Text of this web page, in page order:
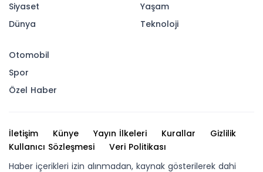
Siyaset
Dünya
Yaşam
Teknoloji
Otomobil
Spor
Özel Haber
İletişim Künye Yayın İlkeleri Kurallar
Gizlilik
Kullanıcı Sözleşmesi
Veri Politikası
Haber içerikleri izin alınmadan, kaynak gösterilerek dahi